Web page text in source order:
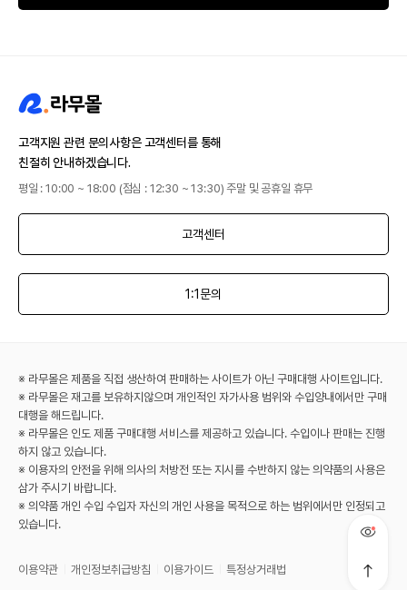
고객지원 관련 문의사항은 고객센터를 통해
친절히 안내하겠습니다.
평일 : 10:00 ~ 18:00 (점심 : 12:30 ~ 13:30) 주말 및 공휴일 휴무
고객센터
1:1문의
※ 라무몰은 제품을 직접 생산하여 판매하는 사이트가 아닌 구매대행 사이트입니다.
※ 라무몰은 재고를 보유하지않으며 개인적인 자가사용 범위와 수입양내에서만 구매
대행을 해드립니다.
※ 라무몰은 인도 제품 구매대행 서비스를 제공하고 있습니다. 수입이나 판매는 진행
하지 않고 있습니다.
※ 이용자의 안전을 위해 의사의 처방전 또는 지시를 수반하지 않는 의약품의 사용은
삼가 주시기 바랍니다.
※ 의약품 개인 수입 수입자 자신의 개인 사용을 목적으로 하는 범위에서만 인정되고
있습니다.
이용약관 개인정보취급방침 이용가이드
특정상거래법